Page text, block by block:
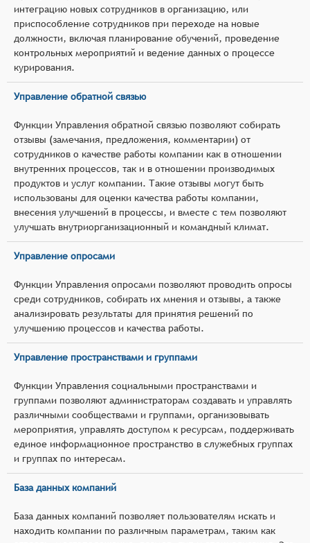
интеграцию новых сотрудников в организацию, или
приспособление сотрудников при переходе на новые
должности, включая планирование обучений, проведение
контрольных мероприятий и ведение данных о процессе
курирования.
Управление обратной связью
Функции Управления обратной связью позволяют собирать
отзывы (замечания, предложения, комментарии) от
сотрудников о качестве работы компании как в отношении
внутренних процессов, так и в отношении производимых
продуктов и услуг компании. Такие отзывы могут быть
использованы для оценки качества работы компании,
внесения улучшений в процессы, и вместе с тем позволяют
улучшать внутриорганизационный и командный климат.
Управление опросами
Функции Управления опросами позволяют проводить опросы
среди сотрудников, собирать их мнения и отзывы, а также
анализировать результаты для принятия решений по
улучшению процессов и качества работы.
Управление пространствами и группами
Функции Управления социальными пространствами и
группами позволяют администраторам создавать и управлять
различными сообществами и группами, организовывать
мероприятия, управлять доступом к ресурсам, поддерживать
единое информационное пространство в служебных группах
и группах по интересам.
База данных компаний
База данных компаний позволяет пользователям искать и
находить компании по различным параметрам, таким как